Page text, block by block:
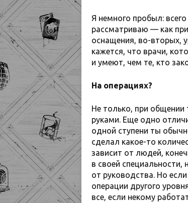
Я немного пробыл:
рассматриваю — как
оснащения, во-вторых,
кажется, что врачи,
и умеют, чем те, кто
На операциях?
Не только, при общении
руками. Еще одно
одной ступени ты
сделал какое-то
зависит от людей,
в своей специальности,
от руководства. Но
операции другого
все, если некому